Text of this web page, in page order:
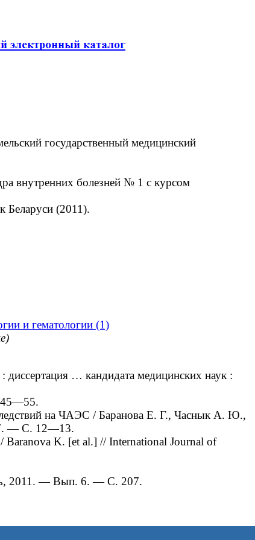
государственный медицинский
внутренних болезней № 1 с курсом
Беларуси (2011).
и гематологии (1)
… кандидата медицинских наук :
45—55.
на ЧАЭС / Баранова Е. Г., Часнык А. Ю.,
— С. 12—13.
K. [et al.] // International Journal of
2011. — Вып. 6. — С. 207.